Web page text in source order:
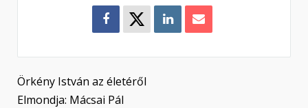
Örkény István az életéről
Elmondja: Mácsai Pál